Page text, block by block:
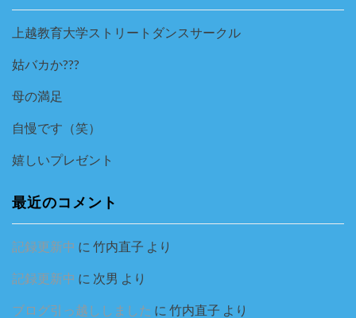
上越教育大学ストリートダンスサークル
姑バカか???
母の満足
自慢です（笑）
嬉しいプレゼント
最近のコメント
記録更新中 に 竹内直子 より
記録更新中 に 次男 より
ブログ引っ越ししました に 竹内直子 より